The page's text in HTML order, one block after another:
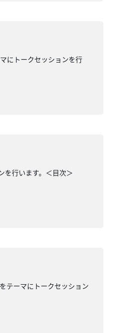
にトークセッションを行
を行います。＜目次＞
テーマにトークセッション